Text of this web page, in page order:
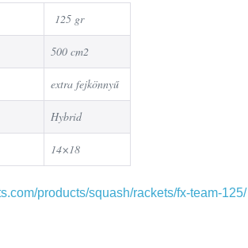
125 gr
500 cm2
extra fejkönnyű
Hybrid
14×18
products/squash/rackets/fx-team-125/